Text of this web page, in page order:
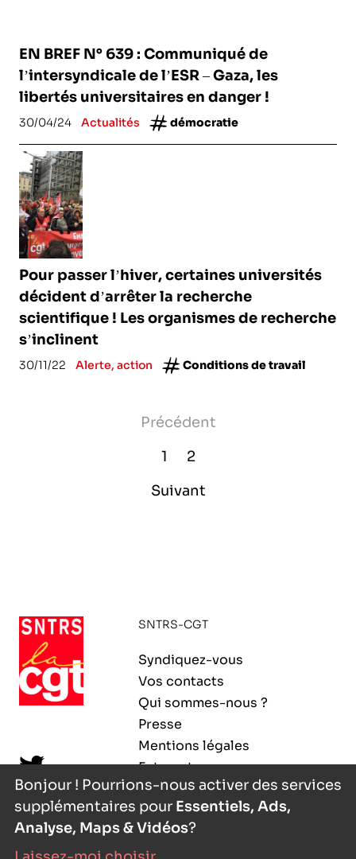
EN BREF N° 639 : Communiqué de
l’intersyndicale de l’ESR – Gaza, les
libertés universitaires en danger !
30/04/24 Actualités démocratie
Pour passer l’hiver, certaines universités
décident d’arrêter la recherche
scientifique ! Les organismes de recherche
s’inclinent
30/11/22 Alerte, action Conditions de travail
Précédent
1
2
Suivant
SNTRS-CGT
Syndiquez-vous
Vos contacts
Qui sommes-nous ?
Presse
Mentions légales
Extranet
Bonjour ! Pourrions-nous activer des services
supplémentaires pour Essentiels, Ads,
Analyse, Maps & Vidéos?